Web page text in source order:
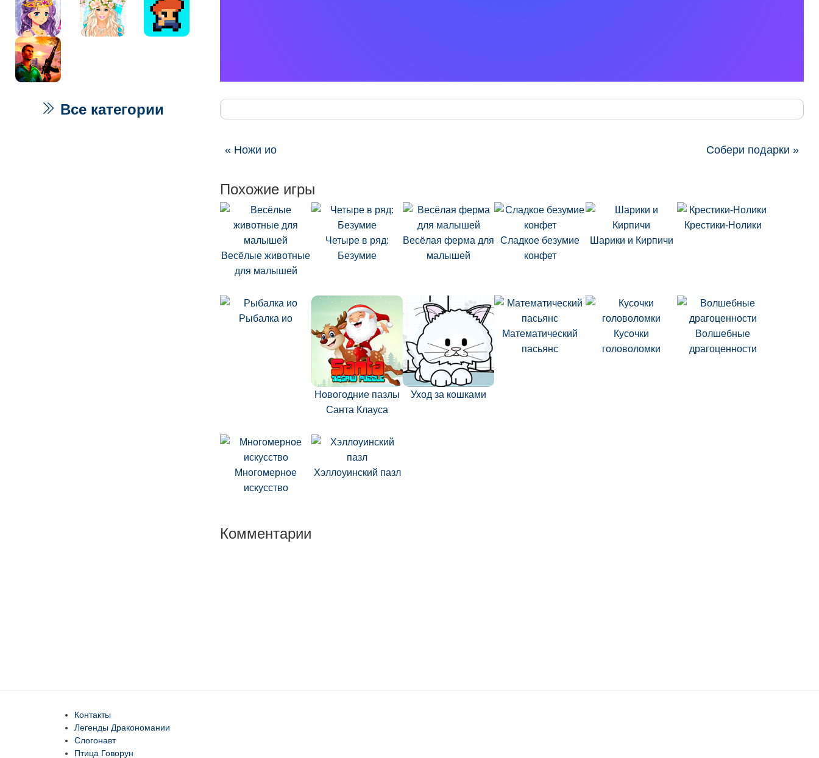
« Ножи ио Собери подарки »
Похожие игры
Весёлые животные
для малышей
Четыре в ряд:
Безумие
Весёлая ферма для
малышей
Сладкое безумие
конфет
Шарики и Кирпичи
Крестики-Нолики
Рыбалка ио
Новогодние пазлы
Санта Клауса
Уход за кошками
Математический
пасьянс
Кусочки
головоломки
Волшебные
драгоценности
Многомерное
искусство
Хэллоуинский пазл
Комментарии
Все категории
Контакты
Легенды Дракономании
Слогонавт
Птица Говорун